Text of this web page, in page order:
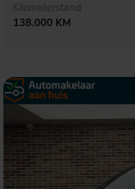
Kilometerstand
138.000 KM